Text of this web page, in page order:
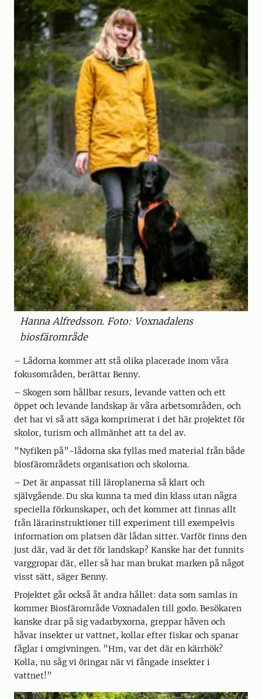
Hanna Alfredsson. Foto: Voxnadalens
biosfärområde
– Lådorna kommer att stå olika placerade inom våra
fokusområden, berättar Benny.
– Skogen som hållbar resurs, levande vatten och ett
öppet och levande landskap är våra arbetsområden, och
det har vi så att säga komprimerat i det här projektet för
skolor, turism och allmänhet att ta del av.
”Nyfiken på”-lådorna ska fyllas med material från både
biosfärområdets organisation och skolorna.
– Det är anpassat till läroplanerna så klart och
självgående. Du ska kunna ta med din klass utan några
speciella förkunskaper, och det kommer att finnas allt
från lärarinstruktioner till experiment till exempelvis
information om platsen där lådan sitter. Varför finns den
just där, vad är det för landskap? Kanske har det funnits
varggropar där, eller så har man brukat marken på något
visst sätt, säger Benny.
Projektet går också åt andra hållet: data som samlas in
kommer Biosfärområde Voxnadalen till godo. Besökaren
kanske drar på sig vadarbyxorna, greppar håven och
håvar insekter ur vattnet, kollar efter fiskar och spanar
fåglar i omgivningen. ”Hm, var det där en kärrhök?
Kolla, nu såg vi öringar när vi fångade insekter i
vattnet!”